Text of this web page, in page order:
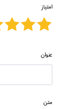
امتیاز
عنوان
متن